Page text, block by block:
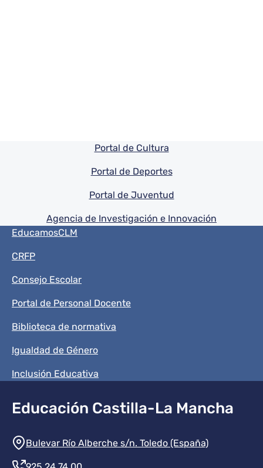
Pie de pagina información
Portal de Cultura
Portal de Deportes
Portal de Juventud
Agencia de Investigación e Innovación
Menú del pie
EducamosCLM
CRFP
Consejo Escolar
Portal de Personal Docente
Biblioteca de normativa
Igualdad de Género
Inclusión Educativa
Educación Castilla-La Mancha
Información de la institución
Bulevar Río Alberche s/n. Toledo (España)